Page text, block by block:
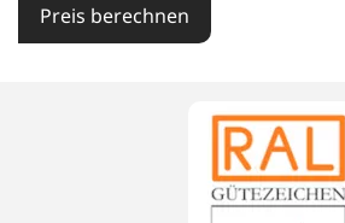
Preis berechnen